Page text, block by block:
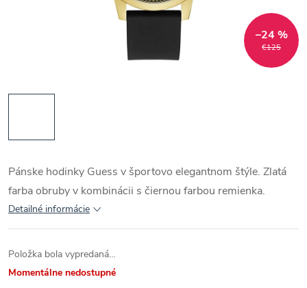
€125
–24 %
Pánske hodinky Guess v športovo elegantnom štýle. Zlatá
farba obruby v kombinácii s čiernou farbou remienka.
Detailné informácie
Položka bola vypredaná…
Momentálne nedostupné